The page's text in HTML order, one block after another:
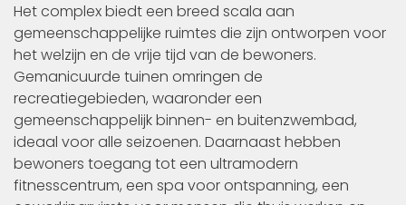
Het complex biedt een breed scala aan
gemeenschappelijke ruimtes die zijn ontworpen voor
het welzijn en de vrije tijd van de bewoners.
Gemanicuurde tuinen omringen de
recreatiegebieden, waaronder een
gemeenschappelijk binnen- en buitenzwembad,
ideaal voor alle seizoenen. Daarnaast hebben
bewoners toegang tot een ultramodern
fitnesscentrum, een spa voor ontspanning, een